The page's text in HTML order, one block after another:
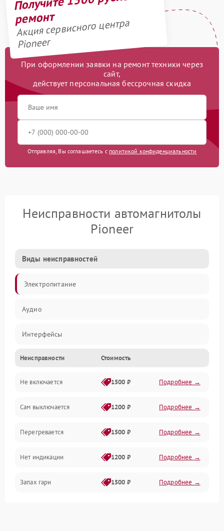
ремонт
Акция сервисного центра
Pioneer
При оформлении заявки на ремонт техники через
сайт,
действует персональная бессрочная скидка
Отправляя, Вы соглашаетесь с политикой конфиденциальности
Неисправности автомагнитолы
Pioneer
Виды неисправностей
Электропитание
Аудио
Интерфейсы
Управление
Неисправности Стоимость
Не включается 1500 ₽ Подробнее →
Сам выключается 1200 ₽ Подробнее →
Перегревается 1500 ₽ Подробнее →
Нет индикации 1200 ₽ Подробнее →
Запах гари 1500 ₽ Подробнее →